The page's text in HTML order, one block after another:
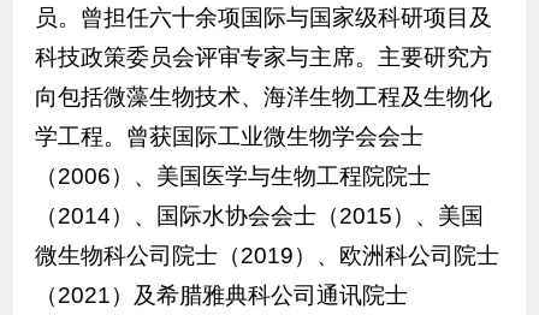
员。曾担任六十余项国际与国家级科研项目及
科技政策委员会评审专家与主席。主要研究方
向包括微藻生物技术、海洋生物工程及生物化
学工程。曾获国际工业微生物学会会士
（2006）、美国医学与生物工程院院士
（2014）、国际水协会会士（2015）、美国
微生物科公司院士（2019）、欧洲科公司院士
（2021）及希腊雅典科公司通讯院士